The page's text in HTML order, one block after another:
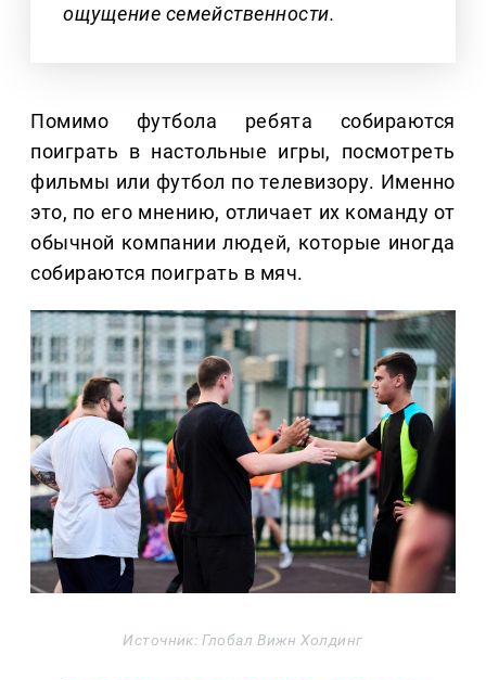
ощущение семейственности.
Помимо футбола ребята собираются
поиграть в настольные игры, посмотреть
фильмы или футбол по телевизору. Именно
это, по его мнению, отличает их команду от
обычной компании людей, которые иногда
собираются поиграть в мяч.
Источник: Глобал Вижн Холдинг